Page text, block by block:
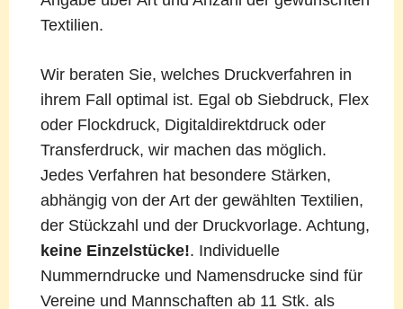
Textilien.
Wir beraten Sie, welches Druckverfahren in
ihrem Fall optimal ist. Egal ob Siebdruck, Flex
oder Flockdruck, Digitaldirektdruck oder
Transferdruck, wir machen das möglich.
Jedes Verfahren hat besondere Stärken,
abhängig von der Art der gewählten Textilien,
der Stückzahl und der Druckvorlage. Achtung,
keine Einzelstücke!. Individuelle
Nummerndrucke und Namensdrucke sind für
Vereine und Mannschaften ab 11 Stk. als